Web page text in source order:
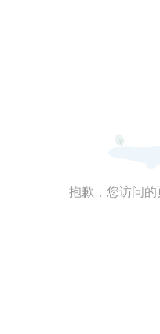
抱歉，您访问